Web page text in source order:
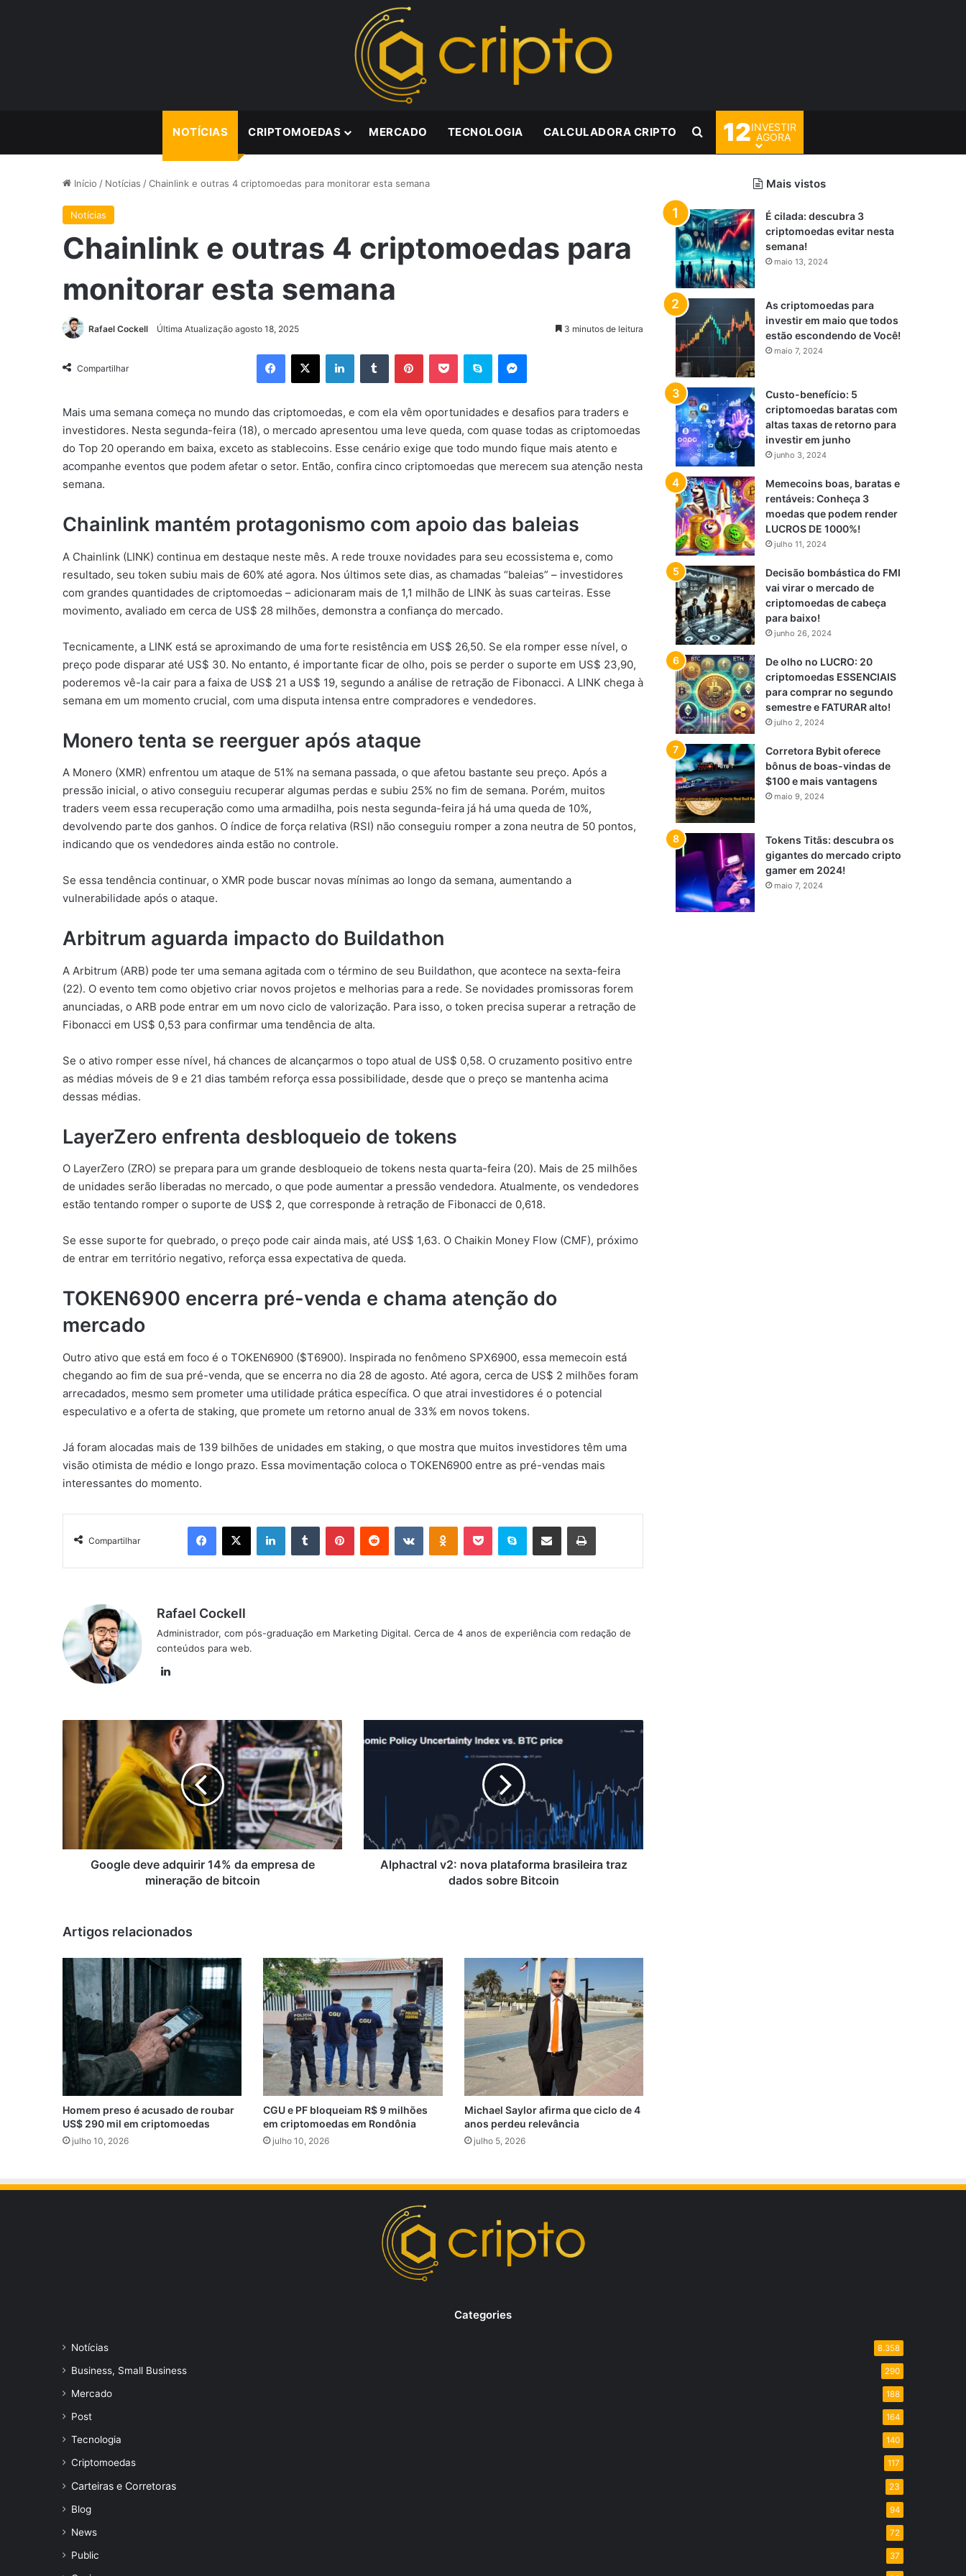
NOTÍCIAS CRIPTOMOEDAS MERCADO TECNOLOGIA CALCULADORA CRIPTO Procurar por
12INVESTIR
AGORA
Início / Notícias /Chainlink e outras 4 criptomoedas para monitorar esta semana
Notícias
Chainlink e outras 4 criptomoedas para
monitorar esta semana
Rafael Cockell Última Atualização agosto 18, 2025 3 minutos de leitura
Compartilhar
Facebook
X LinkedinTumblr PinterestPocket Skype Messenger
Mais uma semana começa no mundo das criptomoedas, e com ela vêm oportunidades e desafios para traders e
investidores. Nesta segunda-feira (18), o mercado apresentou uma leve queda, com quase todas as criptomoedas
do Top 20 operando em baixa, exceto as stablecoins. Esse cenário exige que todo mundo fique mais atento e
acompanhe eventos que podem afetar o setor. Então, confira cinco criptomoedas que merecem sua atenção nesta
semana.
Chainlink mantém protagonismo com apoio das baleias
A Chainlink (LINK) continua em destaque neste mês. A rede trouxe novidades para seu ecossistema e, como
resultado, seu token subiu mais de 60% até agora. Nos últimos sete dias, as chamadas “baleias” – investidores
com grandes quantidades de criptomoedas – adicionaram mais de 1,1 milhão de LINK às suas carteiras. Esse
movimento, avaliado em cerca de US$ 28 milhões, demonstra a confiança do mercado.
Tecnicamente, a LINK está se aproximando de uma forte resistência em US$ 26,50. Se ela romper esse nível, o
preço pode disparar até US$ 30. No entanto, é importante ficar de olho, pois se perder o suporte em US$ 23,90,
poderemos vê-la cair para a faixa de US$ 21 a US$ 19, segundo a análise de retração de Fibonacci. A LINK chega à
semana em um momento crucial, com uma disputa intensa entre compradores e vendedores.
Monero tenta se reerguer após ataque
A Monero (XMR) enfrentou um ataque de 51% na semana passada, o que afetou bastante seu preço. Após a
pressão inicial, o ativo conseguiu recuperar algumas perdas e subiu 25% no fim de semana. Porém, muitos
traders veem essa recuperação como uma armadilha, pois nesta segunda-feira já há uma queda de 10%,
devolvendo parte dos ganhos. O índice de força relativa (RSI) não conseguiu romper a zona neutra de 50 pontos,
indicando que os vendedores ainda estão no controle.
Se essa tendência continuar, o XMR pode buscar novas mínimas ao longo da semana, aumentando a
vulnerabilidade após o ataque.
Arbitrum aguarda impacto do Buildathon
A Arbitrum (ARB) pode ter uma semana agitada com o término de seu Buildathon, que acontece na sexta-feira
(22). O evento tem como objetivo criar novos projetos e melhorias para a rede. Se novidades promissoras forem
anunciadas, o ARB pode entrar em um novo ciclo de valorização. Para isso, o token precisa superar a retração de
Fibonacci em US$ 0,53 para confirmar uma tendência de alta.
Se o ativo romper esse nível, há chances de alcançarmos o topo atual de US$ 0,58. O cruzamento positivo entre
as médias móveis de 9 e 21 dias também reforça essa possibilidade, desde que o preço se mantenha acima
dessas médias.
LayerZero enfrenta desbloqueio de tokens
O LayerZero (ZRO) se prepara para um grande desbloqueio de tokens nesta quarta-feira (20). Mais de 25 milhões
de unidades serão liberadas no mercado, o que pode aumentar a pressão vendedora. Atualmente, os vendedores
estão tentando romper o suporte de US$ 2, que corresponde à retração de Fibonacci de 0,618.
Se esse suporte for quebrado, o preço pode cair ainda mais, até US$ 1,63. O Chaikin Money Flow (CMF), próximo
de entrar em território negativo, reforça essa expectativa de queda.
TOKEN6900 encerra pré-venda e chama atenção do
mercado
Outro ativo que está em foco é o TOKEN6900 ($T6900). Inspirada no fenômeno SPX6900, essa memecoin está
chegando ao fim de sua pré-venda, que se encerra no dia 28 de agosto. Até agora, cerca de US$ 2 milhões foram
arrecadados, mesmo sem prometer uma utilidade prática específica. O que atrai investidores é o potencial
especulativo e a oferta de staking, que promete um retorno anual de 33% em novos tokens.
Já foram alocadas mais de 139 bilhões de unidades em staking, o que mostra que muitos investidores têm uma
visão otimista de médio e longo prazo. Essa movimentação coloca o TOKEN6900 entre as pré-vendas mais
interessantes do momento.
Compartilhar
Facebook
X LinkedinTumblr PinterestReddit VK OK Pocket Skype Compartilhar via e-mail Imprimir
Rafael Cockell
Administrador, com pós-graduação em Marketing Digital. Cerca de 4 anos de experiência com redação de
conteúdos para web.
Google
deve
adquirir
empresa
mineração
de
bitcoinGoogle deve adquirir 14% da empresa de
mineração de bitcoin
v2:
sobre
Bitcoin
Alphactral v2: nova plataforma brasileira traz
dados sobre Bitcoin
Artigos relacionados
Homem preso é acusado de roubar
US$ 290 mil em criptomoedas
julho 10, 2026
CGU e PF bloqueiam R$ 9 milhões
em criptomoedas em Rondônia
julho 10, 2026
Michael Saylor afirma que ciclo de 4
anos perdeu relevância
julho 5, 2026
Mais vistos
É cilada: descubra 3
criptomoedas evitar nesta
semana!
maio 13, 2024
As criptomoedas para
investir em maio que todos
estão escondendo de Você!
maio 7, 2024
Custo-benefício: 5
criptomoedas baratas com
altas taxas de retorno para
investir em junho
junho 3, 2024
Memecoins boas, baratas e
rentáveis: Conheça 3
moedas que podem render
LUCROS DE 1000%!
julho 11, 2024
Decisão bombástica do FMI
vai virar o mercado de
criptomoedas de cabeça
para baixo!
junho 26, 2024
De olho no LUCRO: 20
criptomoedas ESSENCIAIS
para comprar no segundo
semestre e FATURAR alto!
julho 2, 2024
Corretora Bybit oferece
bônus de boas-vindas de
$100 e mais vantagens
maio 9, 2024
Tokens Titãs: descubra os
gigantes do mercado cripto
gamer em 2024!
maio 7, 2024
Categories
Notícias 8.358
Business, Small Business 290
Mercado 188
Post 164
Tecnologia 140
Criptomoedas 117
Carteiras e Corretoras 23
Blog 94
News 72
Public 37